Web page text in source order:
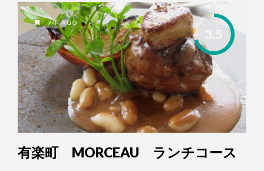
3.5
7年 AGO
有楽町 MORCEAU ランチコース